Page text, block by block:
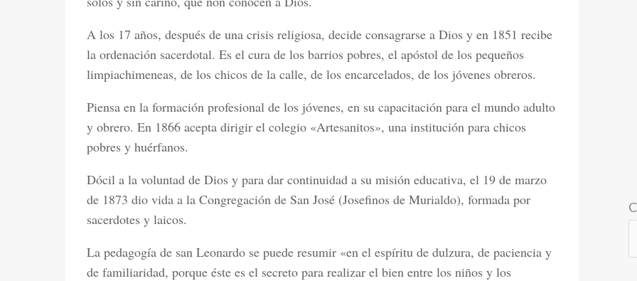
A los 17 años, después de una crisis religiosa, decide consagrarse a Dios y en 1851 recibe
la ordenación sacerdotal. Es el cura de los barrios pobres, el apóstol de los pequeños
limpiachimeneas, de los chicos de la calle, de los encarcelados, de los jóvenes obreros.
Piensa en la formación profesional de los jóvenes, en su capacitación para el mundo adulto
y obrero. En 1866 acepta dirigir el colegio «Artesanitos», una institución para chicos
pobres y huérfanos.
Dócil a la voluntad de Dios y para dar continuidad a su misión educativa, el 19 de marzo
de 1873 dio vida a la Congregación de San José (Josefinos de Murialdo), formada por
sacerdotes y laicos.
La pedagogía de san Leonardo se puede resumir «en el espíritu de dulzura, de paciencia y
de familiaridad, porque éste es el secreto para realizar el bien entre los niños y los